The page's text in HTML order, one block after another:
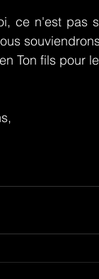
ce n'est pas
Ton fils pour